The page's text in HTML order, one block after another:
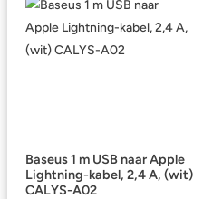
Baseus 1 m USB naar Apple
Lightning-kabel, 2,4 A, (wit)
CALYS-A02